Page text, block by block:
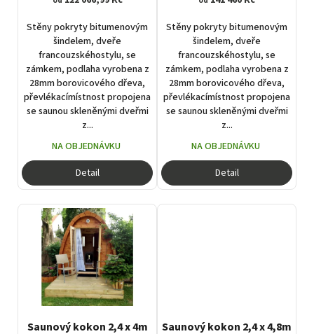
Stěny pokryty bitumenovým
šindelem, dveře
francouzskéhostylu, se
zámkem, podlaha vyrobena z
28mm borovicového dřeva,
převlékacímístnost propojena
se saunou skleněnými dveřmi
z...
NA OBJEDNÁVKU
Detail
Stěny pokryty bitumenovým
šindelem, dveře
francouzskéhostylu, se
zámkem, podlaha vyrobena z
28mm borovicového dřeva,
převlékacímístnost propojena
se saunou skleněnými dveřmi
z...
NA OBJEDNÁVKU
Detail
Saunový kokon 2,4 x 4m
Saunový kokon 2,4 x 4,8m